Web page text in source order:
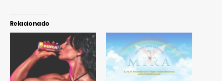
Relacionado